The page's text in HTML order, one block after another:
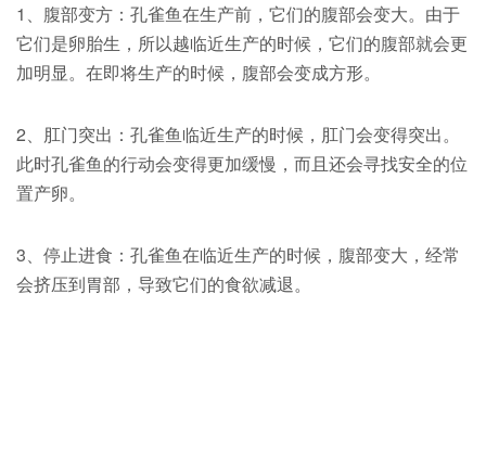
1、腹部变方：孔雀鱼在生产前，它们的腹部会变大。由于
它们是卵胎生，所以越临近生产的时候，它们的腹部就会更
加明显。在即将生产的时候，腹部会变成方形。
2、肛门突出：孔雀鱼临近生产的时候，肛门会变得突出。
此时孔雀鱼的行动会变得更加缓慢，而且还会寻找安全的位
置产卵。
3、停止进食：孔雀鱼在临近生产的时候，腹部变大，经常
会挤压到胃部，导致它们的食欲减退。